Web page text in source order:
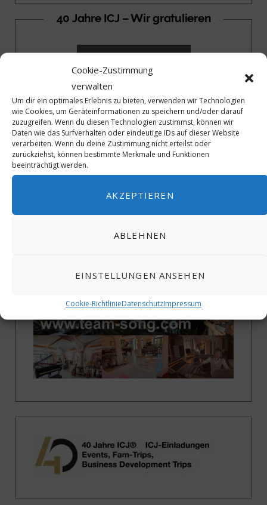
Cookie-Zustimmung
verwalten
Um dir ein optimales Erlebnis zu bieten, verwenden wir Technologien
wie Cookies, um Geräteinformationen zu speichern und/oder darauf
zuzugreifen. Wenn du diesen Technologien zustimmst, können wir
Daten wie das Surfverhalten oder eindeutige IDs auf dieser Website
verarbeiten. Wenn du deine Zustimmung nicht erteilst oder
zurückziehst, können bestimmte Merkmale und Funktionen
beeinträchtigt werden.
AKZEPTIEREN
ABLEHNEN
EINSTELLUNGEN ANSEHEN
Cookie-RichtlinieDatenschutzImpressum
40 Jahre ICJ – Wir gratulieren
40 Jahre ICJ – Wir gratulieren